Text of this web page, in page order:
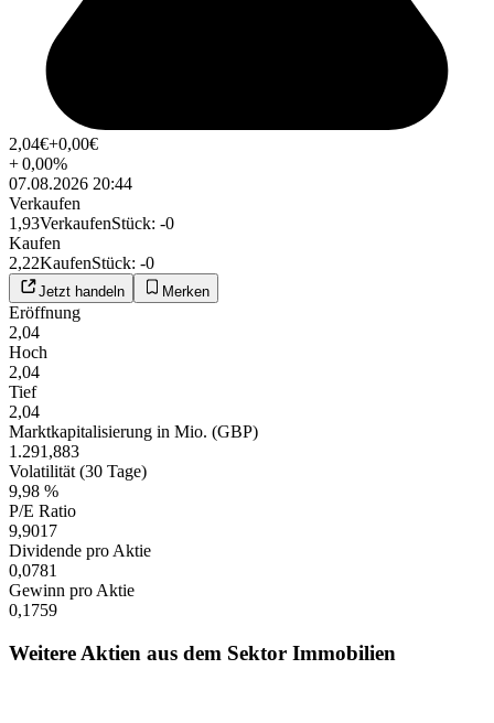
2,04€+0,00€
+0,00%
07.08.2026 20:44
Verkaufen
1,93VerkaufenStück: -0
Kaufen
2,22KaufenStück: -0
Jetzt handeln Merken
Eröffnung
2,04
Hoch
2,04
Tief
2,04
Marktkapitalisierung in Mio. (GBP)
1.291,883
Volatilität (30 Tage)
9,98 %
P/E Ratio
9,9017
Dividende pro Aktie
0,0781
Gewinn pro Aktie
0,1759
Weitere Aktien aus dem Sektor Immobilien